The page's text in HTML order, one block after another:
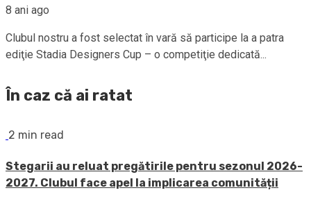
8 ani ago
Clubul nostru a fost selectat în vară să participe la a patra
ediţie Stadia Designers Cup – o competiţie dedicată...
În caz că ai ratat
2 min read
Stegarii au reluat pregătirile pentru sezonul 2026-
2027. Clubul face apel la implicarea comunității